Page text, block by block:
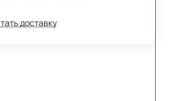
доставку